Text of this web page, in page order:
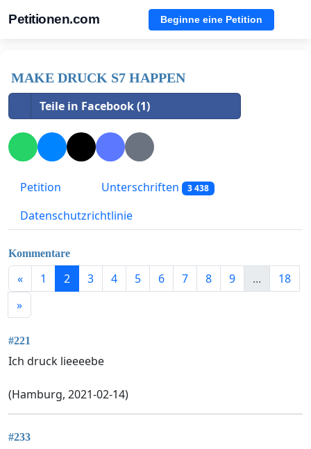
Petitionen.com Beginne eine Petition
MAKE DRUCK S7 HAPPEN
Teile in Facebook (1)
Petition Unterschriften 3 438
Datenschutzrichtlinie
Kommentare
« 1 2 3 4 5 6 7 8 9 ...
18
»
#221
Ich druck lieeeebe
(Hamburg, 2021-02-14)
#233